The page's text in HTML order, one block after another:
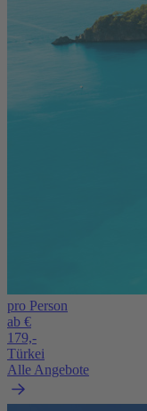
pro Person
ab €
179,-
Türkei
Alle Angebote